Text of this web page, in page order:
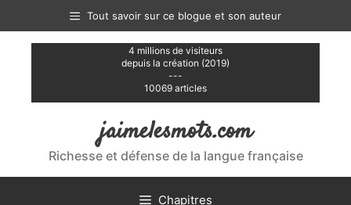
contenu
Tout savoir sur ce blogue et son auteur
4 millions de visiteurs
depuis la création (2019)
---
10069 articles
jaimelesmots.com
Richesse et défense de la langue française
Chapitres